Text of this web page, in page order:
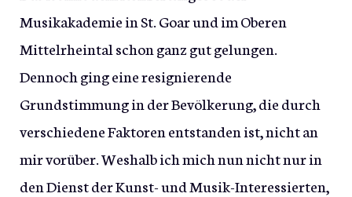
Musikakademie in St. Goar und im Oberen
Mittelrheintal schon ganz gut gelungen.
Dennoch ging eine resignierende
Grundstimmung in der Bevölkerung, die durch
verschiedene Faktoren entstanden ist, nicht an
mir vorüber. Weshalb ich mich nun nicht nur in
den Dienst der Kunst- und Musik-Interessierten,